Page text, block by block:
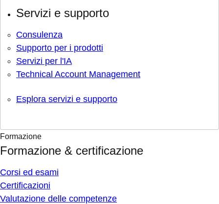
Servizi e supporto
Consulenza
Supporto per i prodotti
Servizi per l'IA
Technical Account Management
Esplora servizi e supporto
Formazione
Formazione & certificazione
Corsi ed esami
Certificazioni
Valutazione delle competenze